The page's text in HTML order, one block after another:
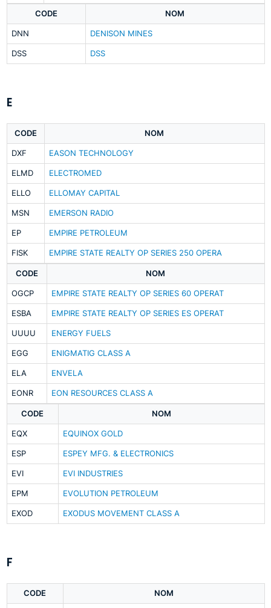
CODE NOM
DNN DENISON MINES
DSS DSS
E
CODE NOM
DXF EASON TECHNOLOGY
ELMD ELECTROMED
ELLO ELLOMAY CAPITAL
MSN EMERSON RADIO
EP EMPIRE PETROLEUM
FISK EMPIRE STATE REALTY OP SERIES 250 OPERA
CODE NOM
OGCP EMPIRE STATE REALTY OP SERIES 60 OPERAT
ESBA EMPIRE STATE REALTY OP SERIES ES OPERAT
UUUU ENERGY FUELS
EGG ENIGMATIG CLASS A
ELA ENVELA
EONR EON RESOURCES CLASS A
CODE NOM
EQX EQUINOX GOLD
ESP ESPEY MFG. & ELECTRONICS
EVI EVI INDUSTRIES
EPM EVOLUTION PETROLEUM
EXOD EXODUS MOVEMENT CLASS A
F
CODE NOM